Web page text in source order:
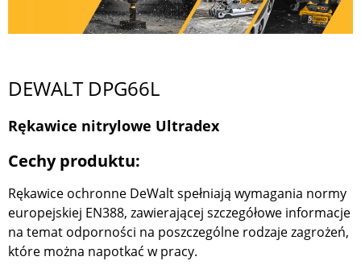
DEWALT DPG66L
Rękawice nitrylowe Ultradex
Cechy produktu:
Rękawice ochronne DeWalt spełniają wymagania normy
europejskiej EN388, zawierającej szczegółowe informacje
na temat odporności na poszczególne rodzaje zagrożeń,
które można napotkać w pracy.